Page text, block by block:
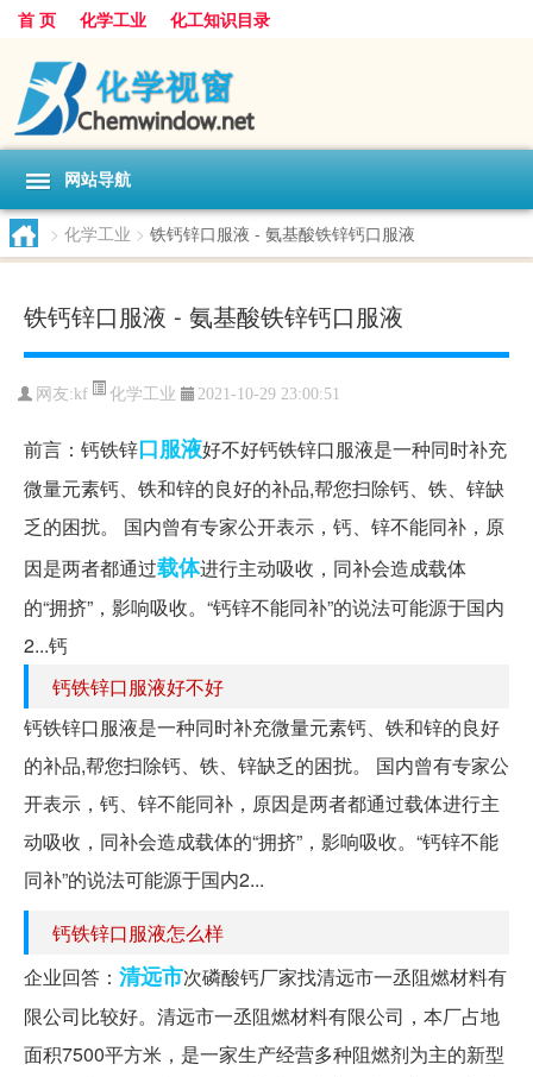
首 页 化学工业 化工知识目录
网站导航
> 化学工业 > 铁钙锌口服液 - 氨基酸铁锌钙口服液
铁钙锌口服液 - 氨基酸铁锌钙口服液
网友: kf 化学工业 2021-10-29 23:00:51
前言：钙铁锌口服液好不好钙铁锌口服液是一种同时补充
微量元素钙、铁和锌的良好的补品,帮您扫除钙、铁、锌缺
乏的困扰。 国内曾有专家公开表示，钙、锌不能同补，原
因是两者都通过载体进行主动吸收，同补会造成载体
的“拥挤”，影响吸收。“钙锌不能同补”的说法可能源于国内
2...钙
钙铁锌口服液好不好
钙铁锌口服液是一种同时补充微量元素钙、铁和锌的良好
的补品,帮您扫除钙、铁、锌缺乏的困扰。 国内曾有专家公
开表示，钙、锌不能同补，原因是两者都通过载体进行主
动吸收，同补会造成载体的“拥挤”，影响吸收。“钙锌不能
同补”的说法可能源于国内2...
钙铁锌口服液怎么样
企业回答： 清远市次磷酸钙厂家找清远市一丞阻燃材料有
限公司比较好。清远市一丞阻燃材料有限公司，本厂占地
面积7500平方米，是一家生产经营多种阻燃剂为主的新型